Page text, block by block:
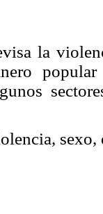
la
sexo,